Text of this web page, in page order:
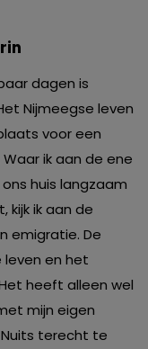
dagen is
Nijmeegse leven
voor een
ik aan de ene
huis langzaam
kijk ik aan de
emigratie. De
leven en het
heeft alleen wel
mijn eigen
terecht te